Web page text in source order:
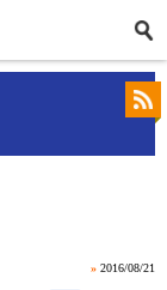
» 2016/08/21